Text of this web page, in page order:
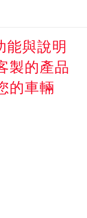
能與說明
製的產品
的車輛